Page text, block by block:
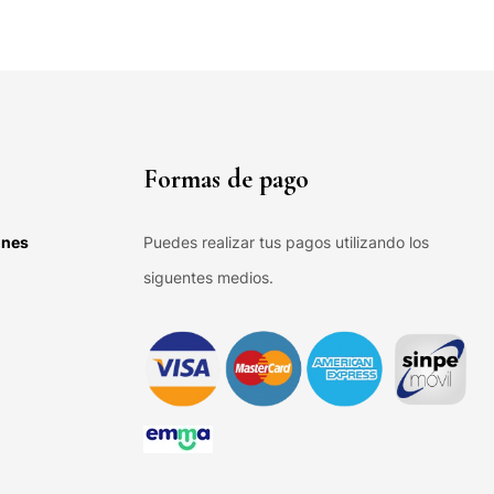
Formas de pago
Puedes realizar tus pagos utilizando los
siguentes medios.